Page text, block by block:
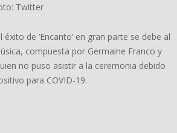
Twitter
de ‘Encanto’ en gran parte se debe al
compuesta por Germaine Franco y
no puso asistir a la ceremonia debido
para COVID-19.